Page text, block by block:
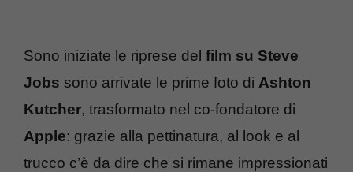
Sono iniziate le riprese del film su Steve
Jobs sono arrivate le prime foto di Ashton
Kutcher, trasformato nel co-fondatore di
Apple: grazie alla pettinatura, al look e al
trucco c’è da dire che si rimane impressionati